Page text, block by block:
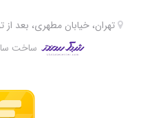
ساخت
تهران، خیابان مطهری، بعد از